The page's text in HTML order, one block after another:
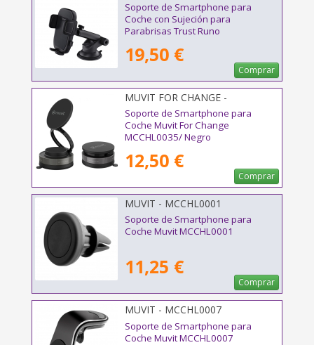
Soporte de Smartphone para
Coche con Sujeción para
Parabrisas Trust Runo
19,50 €
Comprar
MUVIT FOR CHANGE -
MCCHL0035
Soporte de Smartphone para
Coche Muvit For Change
MCCHL0035/ Negro
12,50 €
Comprar
MUVIT - MCCHL0001
Soporte de Smartphone para
Coche Muvit MCCHL0001
11,25 €
Comprar
MUVIT - MCCHL0007
Soporte de Smartphone para
Coche Muvit MCCHL0007